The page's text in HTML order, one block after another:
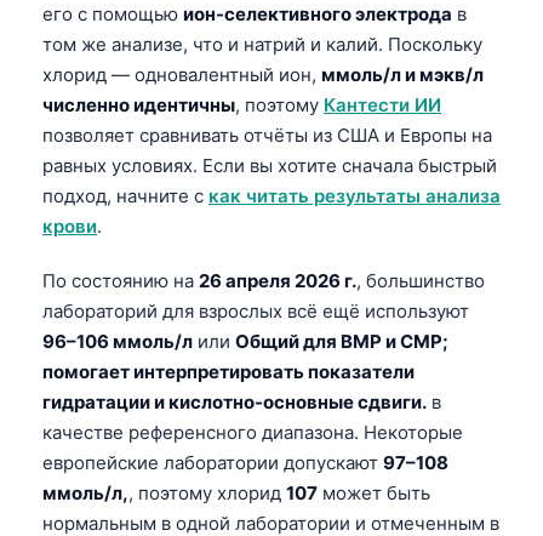
его с помощью ион-селективного электрода в
том же анализе, что и натрий и калий. Поскольку
хлорид — одновалентный ион, ммоль/л и мэкв/л
численно идентичны, поэтому Кантести ИИ
позволяет сравнивать отчёты из США и Европы на
равных условиях. Если вы хотите сначала быстрый
подход, начните с как читать результаты анализа
крови.
По состоянию на 26 апреля 2026 г., большинство
лабораторий для взрослых всё ещё используют
96–106 ммоль/л или Общий для BMP и CMP;
помогает интерпретировать показатели
гидратации и кислотно-основные сдвиги. в
качестве референсного диапазона. Некоторые
европейские лаборатории допускают 97–108
ммоль/л,, поэтому хлорид 107 может быть
нормальным в одной лаборатории и отмеченным в